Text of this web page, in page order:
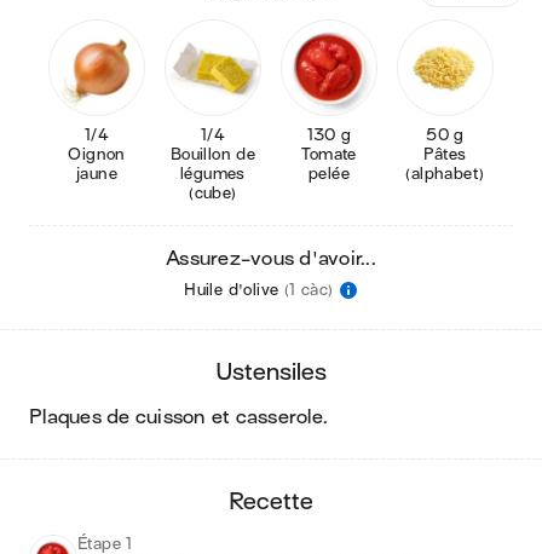
1/4
Oignon
jaune
1/4
Bouillon de
légumes
(cube)
130 g
Tomate
pelée
50 g
Pâtes
(alphabet)
Assurez-vous d'avoir...
Huile d'olive (1 càc)
ustensiles
plaques de cuisson et casserole.
recette
Étape 1